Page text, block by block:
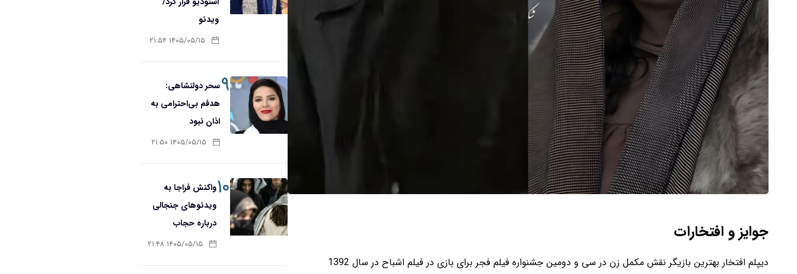
جوایز و افتخارات
دیپلم افتخار بهترین بازیگر نقش مکمل زن در سی‌ و دومین جشنواره فیلم فجر برای بازی در فیلم اشباح در سال 1392
ویدئو
۱۴۰۵/۰۵/۱۵ ۲۱:۵۴
۹سحر دولتشاهی:
هدفم بی‌احترامی به
اذان نبود
۱۴۰۵/۰۵/۱۵ ۲۱:۵۰
۱۰واکنش فراجا به
ویدئوهای جنجالی
درباره حجاب
۱۴۰۵/۰۵/۱۵ ۲۱:۴۸